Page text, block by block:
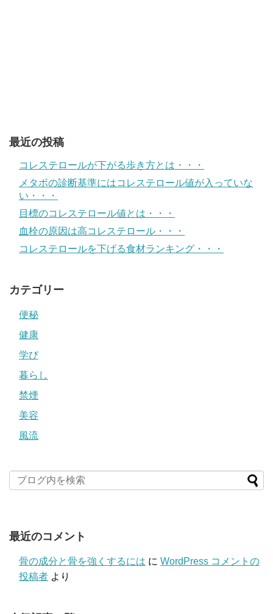
最近の投稿
コレステロールが下がる歩き方とは・・・
メタボの診断基準にはコレステロール値が入っていな
い・・・
目標のコレステロール値とは・・・
血栓の原因は高コレステロール・・・
コレステロールを下げる食材ランキング・・・
カテゴリー
便秘
健康
学び
暮らし
禁煙
美容
風流
最近のコメント
骨の成分と骨を強くするには に WordPress コメントの
投稿者 より